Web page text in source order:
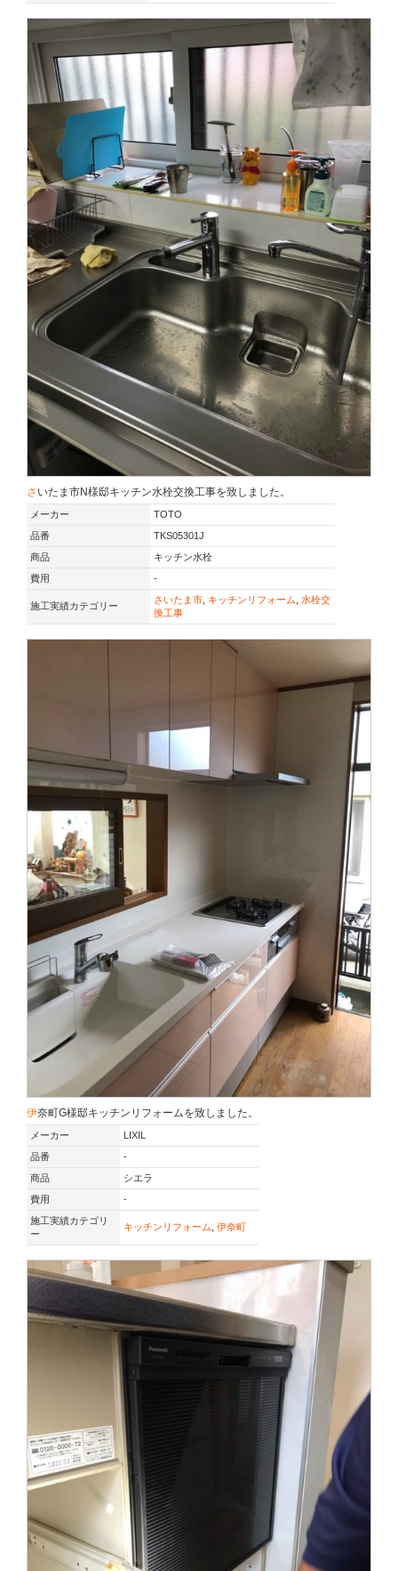
さいたま市N様邸キッチン水栓交換工事を致しました。
メーカー
TOTO
品番
TKS05301J
商品
キッチン水栓
費用
-
施工実績カテゴリー
さいたま市 キッチンリフォーム 水栓交
換工事
伊奈町G様邸キッチンリフォームを致しました。
メーカー
LIXIL
品番
-
商品
シエラ
費用
-
施工実績カテゴリ
ー
キッチンリフォーム 伊奈町